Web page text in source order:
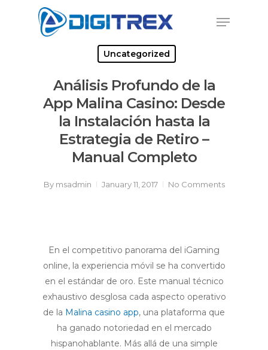
Menu
Uncategorized
Análisis Profundo de la
App Malina Casino: Desde
la Instalación hasta la
Estrategia de Retiro –
Manual Completo
By msadmin January 11, 2017 No Comments
En el competitivo panorama del iGaming
online, la experiencia móvil se ha convertido
en el estándar de oro. Este manual técnico
exhaustivo desglosa cada aspecto operativo
de la Malina casino app, una plataforma que
ha ganado notoriedad en el mercado
hispanohablante. Más allá de una simple